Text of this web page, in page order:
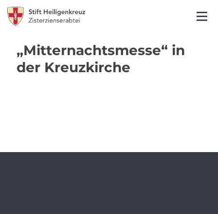
„Mitternachtsmesse“ in
der Kreuzkirche